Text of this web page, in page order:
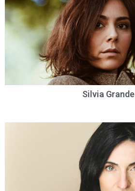
Silvia Grande